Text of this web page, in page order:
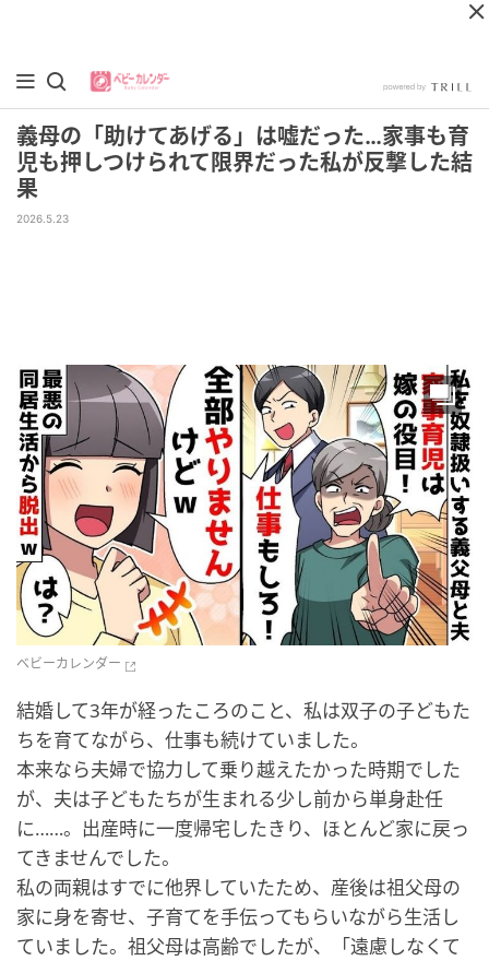
義母の「助けてあげる」は嘘だった…家事も育
児も押しつけられて限界だった私が反撃した結
果
2026.5.23
ベビーカレンダー
結婚して3年が経ったころのこと、私は双子の子どもた
ちを育てながら、仕事も続けていました。
本来なら夫婦で協力して乗り越えたかった時期でした
が、夫は子どもたちが生まれる少し前から単身赴任
に……。出産時に一度帰宅したきり、ほとんど家に戻っ
てきませんでした。
私の両親はすでに他界していたため、産後は祖父母の
家に身を寄せ、子育てを手伝ってもらいながら生活し
ていました。祖父母は高齢でしたが、「遠慮しなくて